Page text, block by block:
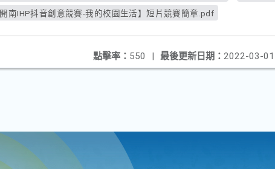
開南IHP抖音創意競賽-我的校園生活】短片競賽簡章.pdf
最後更新日期： 2022-03-01
點擊率： 550 |